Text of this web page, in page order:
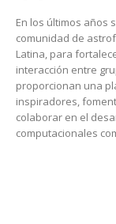
En los últimos años
comunidad de
Latina, para
interacción entre
proporcionan una
inspiradores,
colaborar en el
computacionales